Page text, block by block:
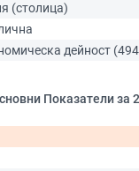
(столица)
дейност
Показатели за